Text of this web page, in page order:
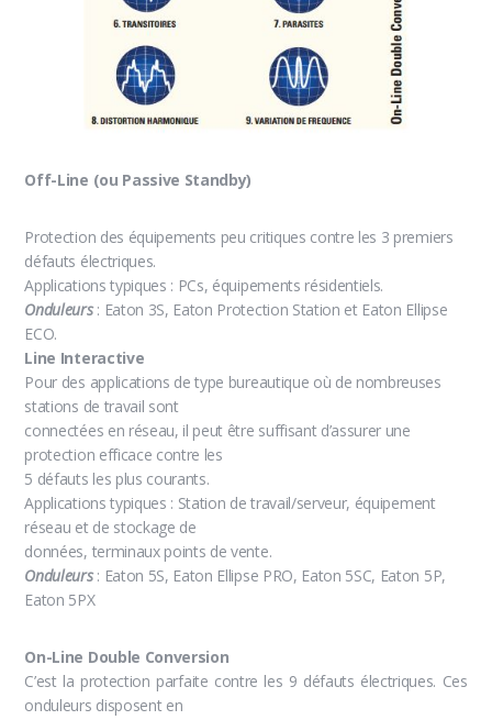
Off-Line (ou Passive Standby)
Protection des équipements peu critiques contre les 3 premiers
défauts électriques.
Applications typiques : PCs, équipements résidentiels.
Onduleurs: Eaton 3S, Eaton Protection Station et Eaton Ellipse
ECO.
Line Interactive
Pour des applications de type bureautique où de nombreuses
stations de travail sont
connectées en réseau, il peut être suffisant d’assurer une
protection efficace contre les
5 défauts les plus courants.
Applications typiques : Station de travail/serveur, équipement
réseau et de stockage de
données, terminaux points de vente.
Onduleurs: Eaton 5S, Eaton Ellipse PRO, Eaton 5SC, Eaton 5P,
Eaton 5PX
On-Line Double Conversion
C’est la protection parfaite contre les 9 défauts électriques. Ces
onduleurs disposent en